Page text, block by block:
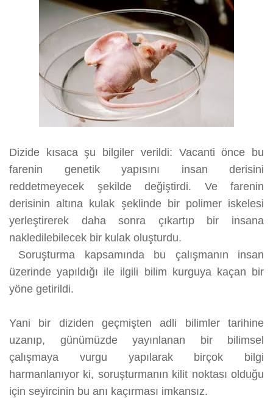
Dizide kısaca şu bilgiler verildi: Vacanti önce bu
farenin genetik yapısını insan derisini
reddetmeyecek şekilde değiştirdi. Ve farenin
derisinin altına kulak şeklinde bir polimer iskelesi
yerleştirerek daha sonra çıkartıp bir insana
nakledilebilecek bir kulak oluşturdu.
Soruşturma kapsamında bu çalışmanın insan
üzerinde yapıldığı ile ilgili bilim kurguya kaçan bir
yöne getirildi.
Yani bir diziden geçmişten adli bilimler tarihine
uzanıp, günümüzde yayınlanan bir bilimsel
çalışmaya vurgu yapılarak birçok bilgi
harmanlanıyor ki, soruşturmanın kilit noktası olduğu
için seyircinin bu anı kaçırması imkansız.